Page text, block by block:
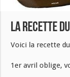
La recette
Voici la recette
1er avril oblige,